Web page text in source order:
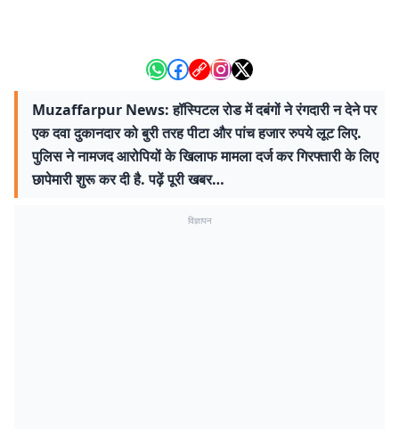
Muzaffarpur News: हॉस्पिटल रोड में दबंगों ने रंगदारी न देने पर
एक दवा दुकानदार को बुरी तरह पीटा और पांच हजार रुपये लूट लिए.
पुलिस ने नामजद आरोपियों के खिलाफ मामला दर्ज कर गिरफ्तारी के लिए
छापेमारी शुरू कर दी है. पढ़ें पूरी खबर…
विज्ञापन